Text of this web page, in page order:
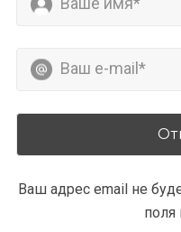
Ваш адрес email не